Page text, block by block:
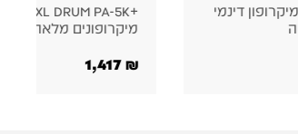
+MXL DRUM PA-5K – ערכת 5
מיקרופונים מלאה לתופים